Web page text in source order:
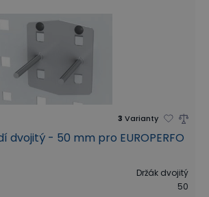
3 Varianty
dvojitý - 50 mm pro EUROPERFO
Držák dvojitý
50